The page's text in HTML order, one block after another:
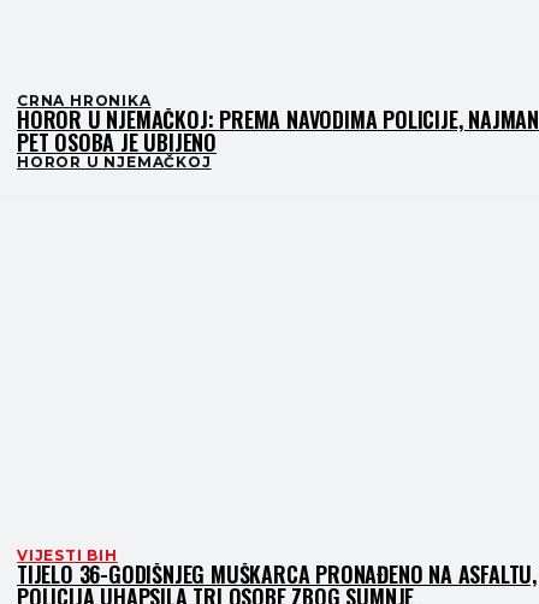
CRNA HRONIKA
HOROR U NJEMAČKOJ: PREMA NAVODIMA POLICIJE,
PET OSOBA JE UBIJENO
HOROR U NJEMAČKOJ
VIJESTI BIH
TIJELO 36-GODIŠNJEG MUŠKARCA PRONAĐENO NA ASFALTU,
POLICIJA UHAPSILA TRI OSOBE ZBOG SUMNJE